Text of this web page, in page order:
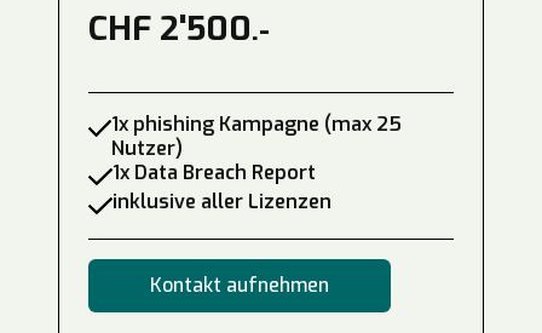
CHF 2'500.-
1x phishing Kampagne (max 25
Nutzer)
1x Data Breach Report
inklusive aller Lizenzen
Kontakt aufnehmen